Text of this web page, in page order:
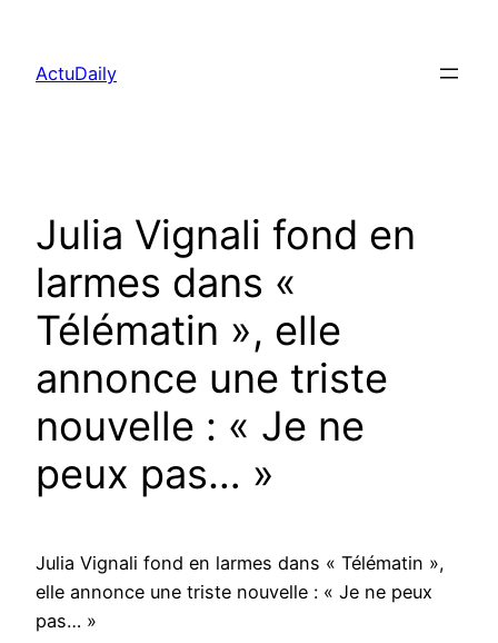
contenu
ActuDaily
Julia Vignali fond en
larmes dans «
Télématin », elle
annonce une triste
nouvelle : « Je ne
peux pas… »
Julia Vignali fond en larmes dans « Télématin »,
elle annonce une triste nouvelle : « Je ne peux
pas… »